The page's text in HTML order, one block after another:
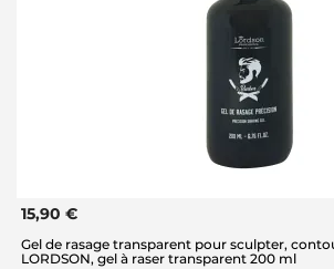
15,90 €
Gel de rasage transparent pour sculpter,
LORDSON, gel à raser transparent 200 ml